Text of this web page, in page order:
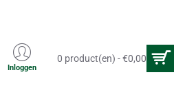
Inloggen
0 product(en) - €0,00